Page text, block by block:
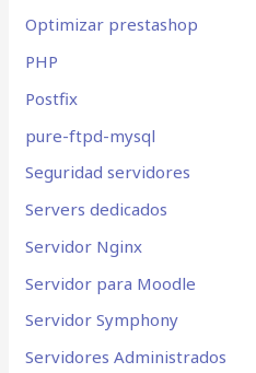
Optimizar prestashop
PHP
Postfix
pure-ftpd-mysql
Seguridad servidores
Servers dedicados
Servidor Nginx
Servidor para Moodle
Servidor Symphony
Servidores Administrados